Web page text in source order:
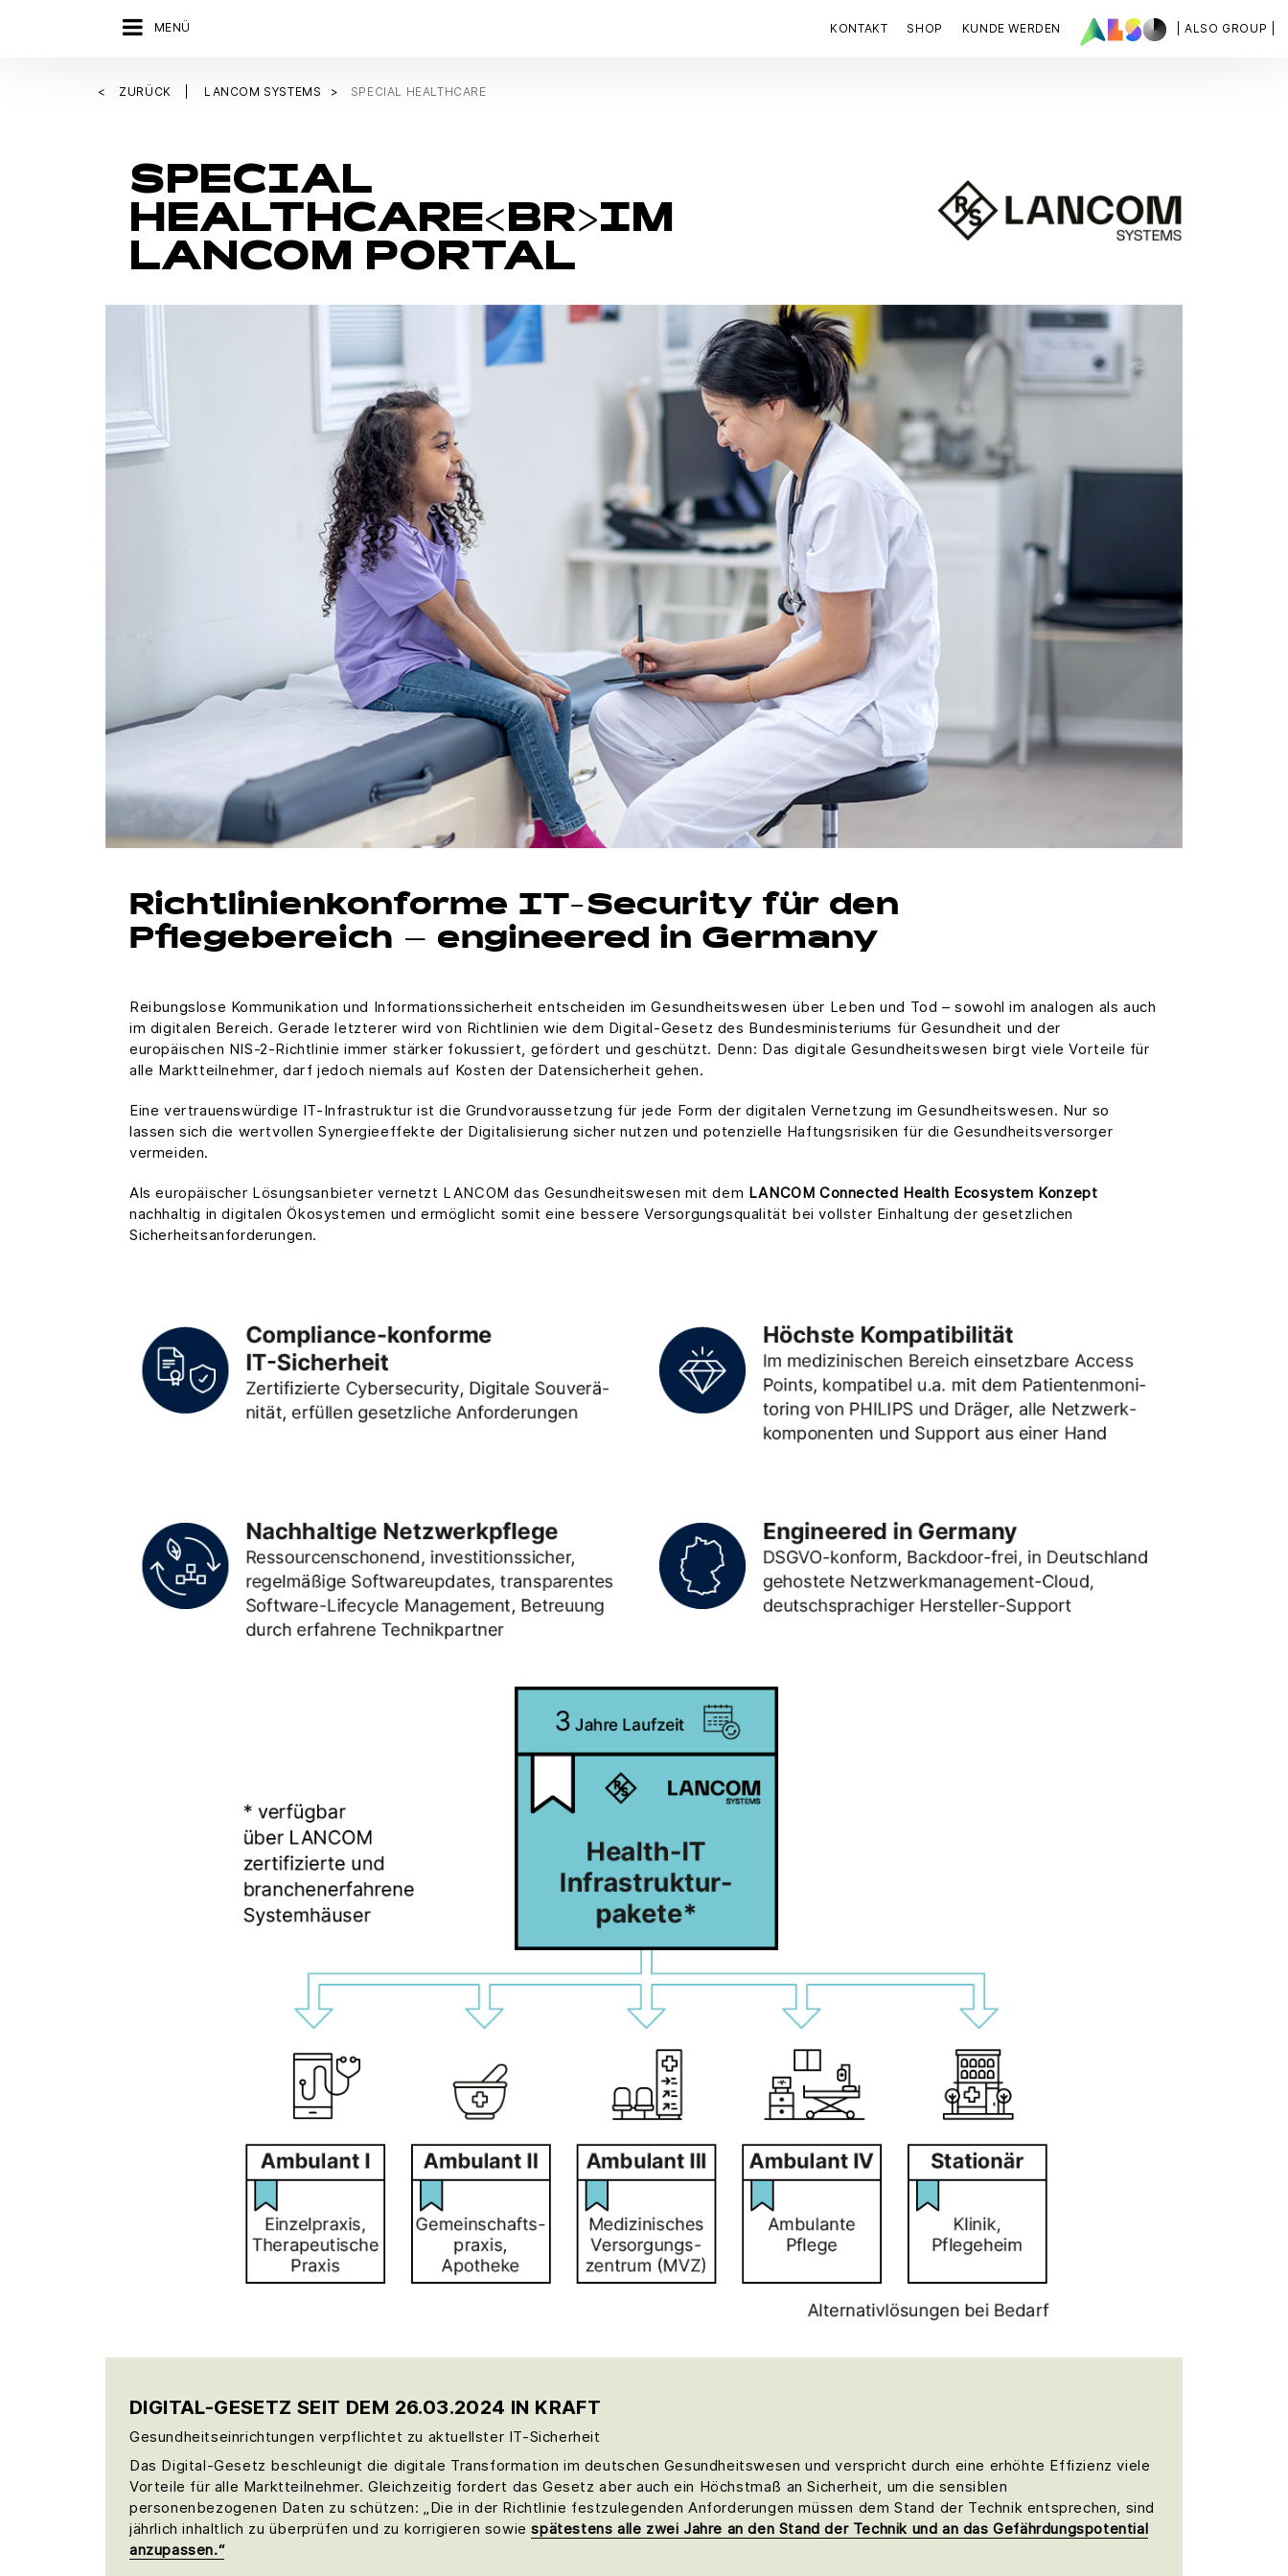
MENÜ | ALSO GROUP |
KONTAKT SHOP KUNDE WERDEN
ZURÜCK LANCOM SYSTEMS SPECIAL HEALTHCARE
SPECIAL
HEALTHCARE<BR>IM
LANCOM PORTAL
Richtlinienkonforme IT-Security für den
Pflegebereich – engineered in Germany
Reibungslose Kommunikation und Informationssicherheit entscheiden im Gesundheitswesen über Leben und Tod – sowohl im analogen als auch
im digitalen Bereich. Gerade letzterer wird von Richtlinien wie dem Digital-Gesetz des Bundesministeriums für Gesundheit und der
europäischen NIS-2-Richtlinie immer stärker fokussiert, gefördert und geschützt. Denn: Das digitale Gesundheitswesen birgt viele Vorteile für
alle Marktteilnehmer, darf jedoch niemals auf Kosten der Datensicherheit gehen.
Eine vertrauenswürdige IT-Infrastruktur ist die Grundvoraussetzung für jede Form der digitalen Vernetzung im Gesundheitswesen. Nur so
lassen sich die wertvollen Synergieeffekte der Digitalisierung sicher nutzen und potenzielle Haftungsrisiken für die Gesundheitsversorger
vermeiden.
Als europäischer Lösungsanbieter vernetzt LANCOM das Gesundheitswesen mit dem LANCOM Connected Health Ecosystem Konzept
nachhaltig in digitalen Ökosystemen und ermöglicht somit eine bessere Versorgungsqualität bei vollster Einhaltung der gesetzlichen
Sicherheitsanforderungen.
DIGITAL-GESETZ SEIT DEM 26.03.2024 IN KRAFT
Gesundheitseinrichtungen verpflichtet zu aktuellster IT-Sicherheit
Das Digital-Gesetz beschleunigt die digitale Transformation im deutschen Gesundheitswesen und verspricht durch eine erhöhte Effizienz viele
Vorteile für alle Marktteilnehmer. Gleichzeitig fordert das Gesetz aber auch ein Höchstmaß an Sicherheit, um die sensiblen
personenbezogenen Daten zu schützen: „Die in der Richtlinie festzulegenden Anforderungen müssen dem Stand der Technik entsprechen, sind
jährlich inhaltlich zu überprüfen und zu korrigieren sowiespätestens alle zwei Jahre an den Stand der Technik und an das Gefährdungspotential
anzupassen.“